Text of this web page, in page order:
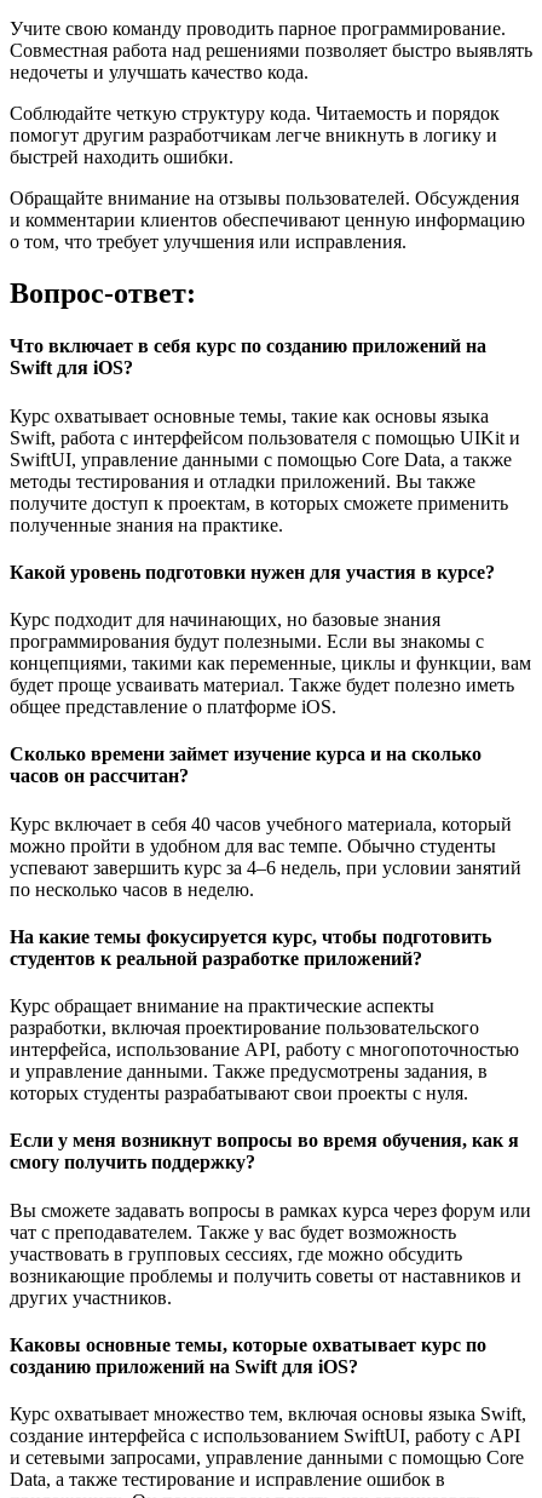
Учите свою команду проводить парное программирование.
Совместная работа над решениями позволяет быстро выявлять
недочеты и улучшать качество кода.
Соблюдайте четкую структуру кода. Читаемость и порядок
помогут другим разработчикам легче вникнуть в логику и
быстрей находить ошибки.
Обращайте внимание на отзывы пользователей. Обсуждения
и комментарии клиентов обеспечивают ценную информацию
о том, что требует улучшения или исправления.
Вопрос-ответ:
Что включает в себя курс по созданию приложений на
Swift для iOS?
Курс охватывает основные темы, такие как основы языка
Swift, работа с интерфейсом пользователя с помощью UIKit и
SwiftUI, управление данными с помощью Core Data, а также
методы тестирования и отладки приложений. Вы также
получите доступ к проектам, в которых сможете применить
полученные знания на практике.
Какой уровень подготовки нужен для участия в курсе?
Курс подходит для начинающих, но базовые знания
программирования будут полезными. Если вы знакомы с
концепциями, такими как переменные, циклы и функции, вам
будет проще усваивать материал. Также будет полезно иметь
общее представление о платформе iOS.
Сколько времени займет изучение курса и на сколько
часов он рассчитан?
Курс включает в себя 40 часов учебного материала, который
можно пройти в удобном для вас темпе. Обычно студенты
успевают завершить курс за 4–6 недель, при условии занятий
по несколько часов в неделю.
На какие темы фокусируется курс, чтобы подготовить
студентов к реальной разработке приложений?
Курс обращает внимание на практические аспекты
разработки, включая проектирование пользовательского
интерфейса, использование API, работу с многопоточностью
и управление данными. Также предусмотрены задания, в
которых студенты разрабатывают свои проекты с нуля.
Если у меня возникнут вопросы во время обучения, как я
смогу получить поддержку?
Вы сможете задавать вопросы в рамках курса через форум или
чат с преподавателем. Также у вас будет возможность
участвовать в групповых сессиях, где можно обсудить
возникающие проблемы и получить советы от наставников и
других участников.
Каковы основные темы, которые охватывает курс по
созданию приложений на Swift для iOS?
Курс охватывает множество тем, включая основы языка Swift,
создание интерфейса с использованием SwiftUI, работу с API
и сетевыми запросами, управление данными с помощью Core
Data, а также тестирование и исправление ошибок в